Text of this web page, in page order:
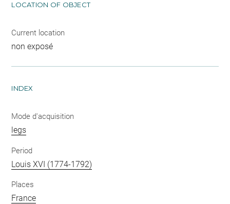
LOCATION OF OBJECT
Current location
non exposé
INDEX
Mode d'acquisition
legs
Period
Louis XVI (1774-1792)
Places
France